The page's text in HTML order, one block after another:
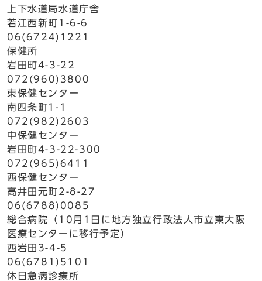
上下水道局水道庁舎
若江西新町1-6-6
06(6724)1221
保健所
岩田町4-3-22
072(960)3800
東保健センター
南四条町1-1
072(982)2603
中保健センター
岩田町4-3-22-300
072(965)6411
西保健センター
高井田元町2-8-27
06(6788)0085
総合病院（10月1日に地方独立行政法人市立東大阪
医療センターに移行予定）
西岩田3-4-5
06(6781)5101
休日急病診療所